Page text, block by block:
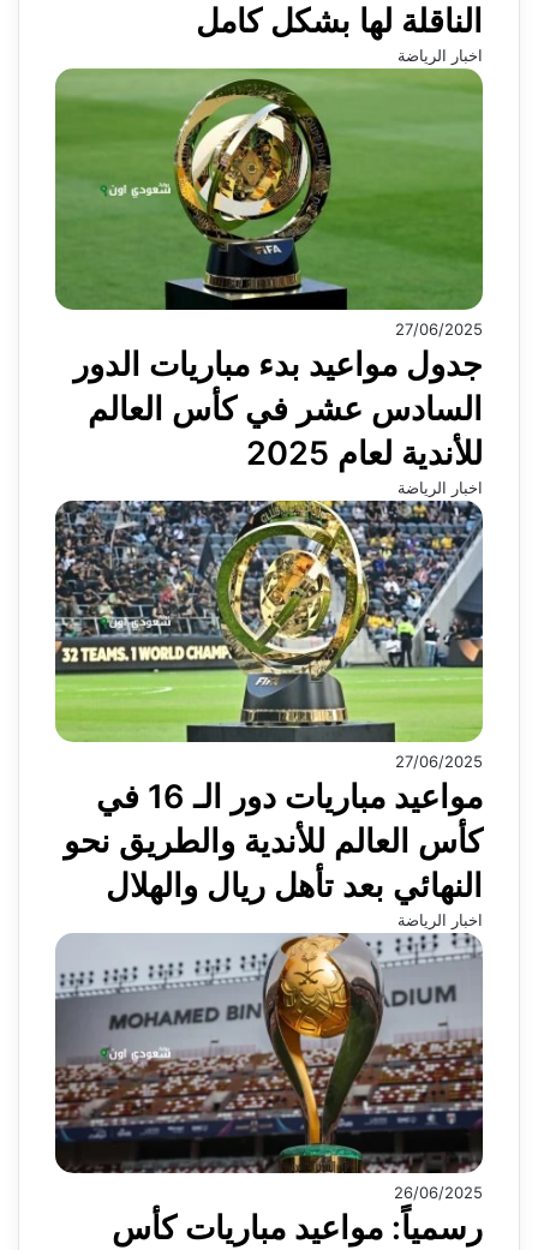
الناقلة لها بشكل كامل
اخبار الرياضة
27/06/2025
جدول مواعيد بدء مباريات الدور
السادس عشر في كأس العالم
للأندية لعام 2025
اخبار الرياضة
27/06/2025
مواعيد مباريات دور الـ 16 في
كأس العالم للأندية والطريق نحو
النهائي بعد تأهل ريال والهلال
اخبار الرياضة
26/06/2025
رسمياً: مواعيد مباريات كأس